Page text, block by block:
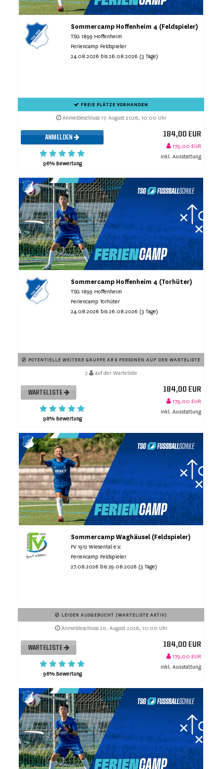
Sommercamp Hoffenheim 4 (Feldspieler)
TSG 1899 Hoffenheim
Feriencamp Feldspieler
24.08.2026 bis 26.08.2026 (3 Tage)
FREIE PLÄTZE VORHANDEN
Anmeldeschluss 17. August 2026, 10:00 Uhr
ANMELDEN
96% Bewertung
184,00 EUR
179,00 EUR
inkl. Ausstattung
Sommercamp Hoffenheim 4 (Torhüter)
TSG 1899 Hoffenheim
Feriencamp Torhüter
24.08.2026 bis 26.08.2026 (3 Tage)
POTENTIELLE WEITERE GRUPPE AB 6 PERSONEN AUF DER WARTELISTE
2 auf der Warteliste
WARTELISTE
98% Bewertung
184,00 EUR
179,00 EUR
inkl. Ausstattung
Sommercamp Waghäusel (Feldspieler)
FV 1912 Wiesental e.V.
Feriencamp Feldspieler
27.08.2026 bis 29.08.2026 (3 Tage)
LEIDER AUSGEBUCHT (WARTELISTE AKTIV)
Anmeldeschluss 20. August 2026, 10:00 Uhr
WARTELISTE
96% Bewertung
184,00 EUR
179,00 EUR
inkl. Ausstattung